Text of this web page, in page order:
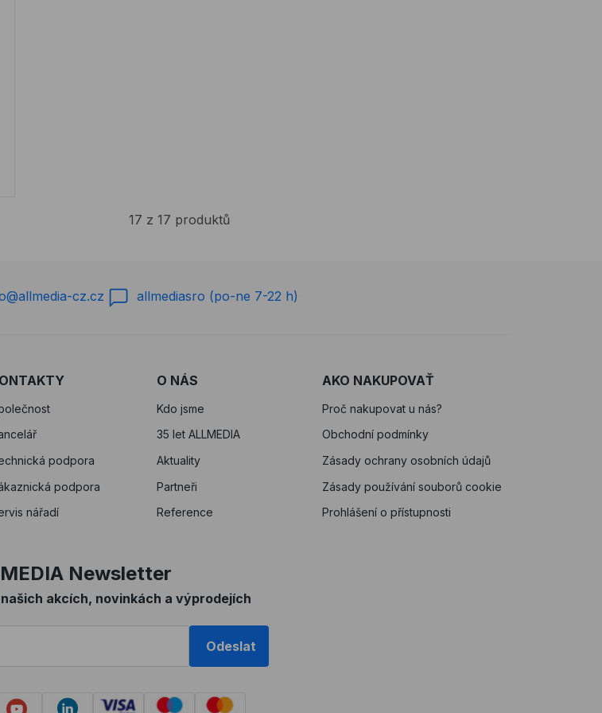
17 z 17 produktů
cz.cz allmediasro (po-ne 7-22 h)
podpora
podpora
nářadí
O NÁS
Kdo jsme
35 let ALLMEDIA
Aktuality
Partneři
Reference
AKO NAKUPOVAŤ
Proč nakupovat u nás?
Obchodní podmínky
Zásady ochrany osobních údajů
Zásady používání souborů cookie
Prohlášení o přístupnosti
Newsletter
akcích, novinkách a výprodejích
Odeslat